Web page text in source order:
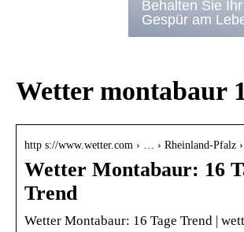
Behalten Sie
Gespür am
Wetter montabaur
http s://www.wetter.com › … › Rheinland-Pfalz
Wetter Montabaur: 16
Trend
Wetter Montabaur: 16 Tage Trend |